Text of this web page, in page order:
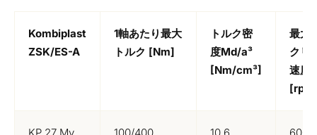
Kombiplast
ZSK/ES-A
1軸あたり最大
トルク [Nm]
トルク密
度Md/a³
[Nm/cm³]
最大
クリ
速度